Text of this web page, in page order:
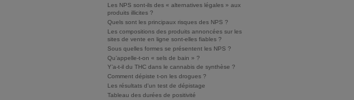
Les NPS sont-ils des « alternatives légales » aux
produits illicites ?
Quels sont les principaux risques des NPS ?
Les compositions des produits annoncées sur les
sites de vente en ligne sont-elles fiables ?
Sous quelles formes se présentent les NPS ?
Qu’appelle-t-on « sels de bain » ?
Y’a-t-il du THC dans le cannabis de synthèse ?
Comment dépiste t-on les drogues ?
Les résultats d'un test de dépistage
Tableau des durées de positivité